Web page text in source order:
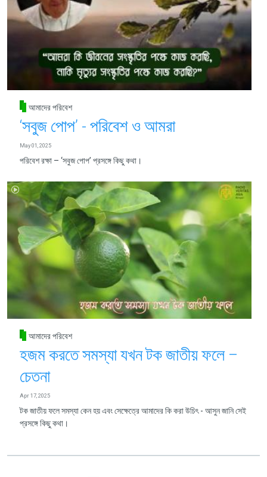
আমাদের পরিবেশ
‘সবুজ পোপ’ - পরিবেশ ও আমরা
May 01, 2025
পরিবেশ রক্ষা – ‘সবুজ পোপ’ প্রসঙ্গে কিছু কথা।
আমাদের পরিবেশ
হজম করতে সমস্যা যখন টক জাতীয় ফলে –
চেতনা
Apr 17, 2025
টক জাতীয় ফলে সমস্যা কেন হয় এবং সেক্ষেত্রে আমাদের কি করা উচিৎ - আসুন জানি সেই
প্রসঙ্গে কিছু কথা।